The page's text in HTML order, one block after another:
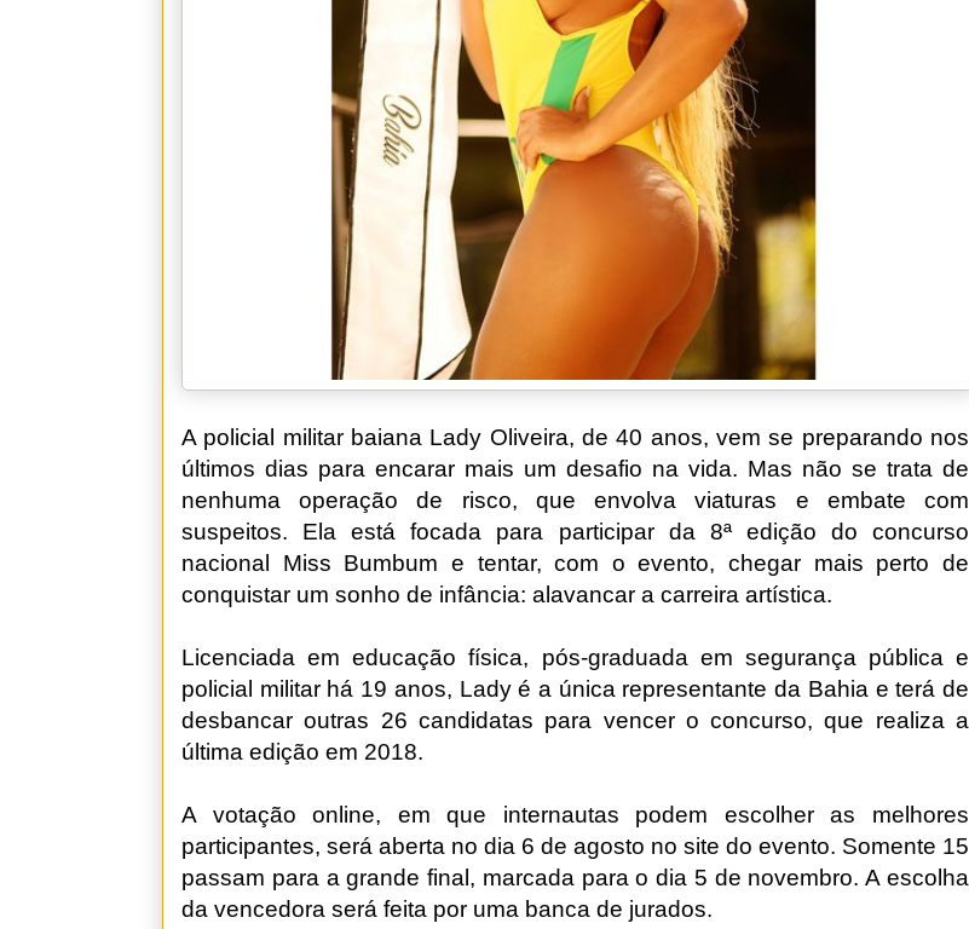
A policial militar baiana Lady Oliveira, de 40 anos, vem se preparando nos
últimos dias para encarar mais um desafio na vida. Mas não se trata de
nenhuma operação de risco, que envolva viaturas e embate com
suspeitos. Ela está focada para participar da 8ª edição do concurso
nacional Miss Bumbum e tentar, com o evento, chegar mais perto de
conquistar um sonho de infância: alavancar a carreira artística.
Licenciada em educação física, pós-graduada em segurança pública e
policial militar há 19 anos, Lady é a única representante da Bahia e terá de
desbancar outras 26 candidatas para vencer o concurso, que realiza a
última edição em 2018.
A votação online, em que internautas podem escolher as melhores
participantes, será aberta no dia 6 de agosto no site do evento. Somente 15
passam para a grande final, marcada para o dia 5 de novembro. A escolha
da vencedora será feita por uma banca de jurados.